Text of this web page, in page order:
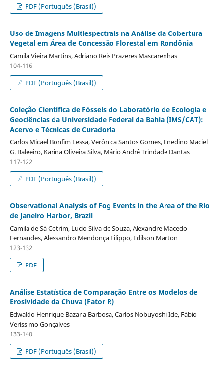
PDF (Português (Brasil))
Uso de Imagens Multiespectrais na Análise da Cobertura
Vegetal em Área de Concessão Florestal em Rondônia
Camila Vieira Martins, Adriano Reis Prazeres Mascarenhas
104-116
PDF (Português (Brasil))
Coleção Científica de Fósseis do Laboratório de Ecologia e
Geociências da Universidade Federal da Bahia (IMS/CAT):
Acervo e Técnicas de Curadoria
Carlos Micael Bonfim Lessa, Verônica Santos Gomes, Enedino Maciel
G. Baleeiro, Karina Oliveira Silva, Mário André Trindade Dantas
117-122
PDF (Português (Brasil))
Observational Analysis of Fog Events in the Area of the Rio
de Janeiro Harbor, Brazil
Camila de Sá Cotrim, Lucio Silva de Souza, Alexandre Macedo
Fernandes, Alessandro Mendonça Filippo, Edilson Marton
123-132
PDF
Análise Estatística de Comparação Entre os Modelos de
Erosividade da Chuva (Fator R)
Edwaldo Henrique Bazana Barbosa, Carlos Nobuyoshi Ide, Fábio
Veríssimo Gonçalves
133-140
PDF (Português (Brasil))